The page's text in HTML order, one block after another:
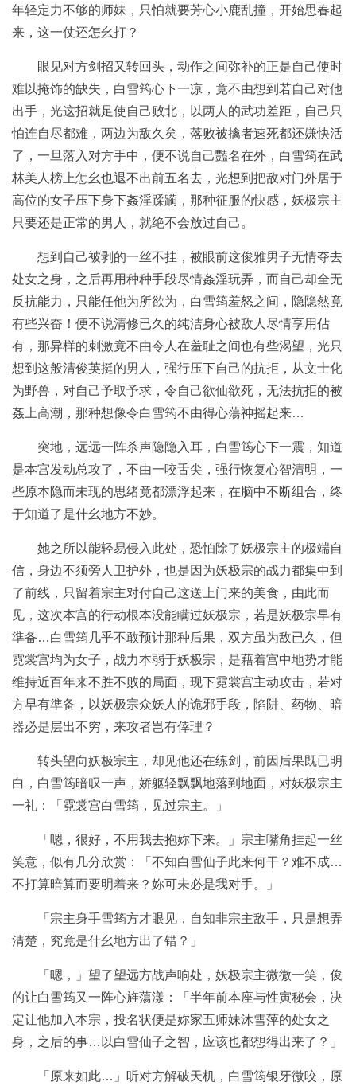
年轻定力不够的师妹，只怕就要芳心小鹿乱撞，开始思春起
来，这一仗还怎幺打？
眼见对方剑招又转回头，动作之间弥补的正是自己使时
难以掩饰的缺失，白雪筠心下一凉，竟不由想到若自己对他
出手，光这招就足使自己败北，以两人的武功差距，自己只
怕连自尽都难，两边为敌久矣，落败被擒者速死都还嫌快活
了，一旦落入对方手中，便不说自己豔名在外，白雪筠在武
林美人榜上怎幺也退不出前五名去，光想到把敌对门外居于
高位的女子压下身下姦淫蹂躏，那种征服的快感，妖极宗主
只要还是正常的男人，就绝不会放过自己。
想到自己被剥的一丝不挂，被眼前这俊雅男子无情夺去
处女之身，之后再用种种手段尽情姦淫玩弄，而自己却全无
反抗能力，只能任他为所欲为，白雪筠羞怒之间，隐隐然竟
有些兴奋！便不说清修已久的纯洁身心被敌人尽情享用佔
有，那异样的刺激竟不由令人在羞耻之间也有些渴望，光只
想到这般清俊英挺的男人，强行压下自己的抗拒，从文士化
为野兽，对自己予取予求，令自己欲仙欲死，无法抗拒的被
姦上高潮，那种想像令白雪筠不由得心蕩神摇起来…
突地，远远一阵杀声隐隐入耳，白雪筠心下一震，知道
是本宫发动总攻了，不由一咬舌尖，强行恢复心智清明，一
些原本隐而未现的思绪竟都漂浮起来，在脑中不断组合，终
于知道了是什幺地方不妙。
她之所以能轻易侵入此处，恐怕除了妖极宗主的极端自
信，身边不须旁人卫护外，也是因为妖极宗的战力都集中到
了前线，只留着宗主对付自己这送上门来的美食，由此而
见，这次本宫的行动根本没能瞒过妖极宗，若是妖极宗早有
準备…白雪筠几乎不敢预计那种后果，双方虽为敌已久，但
霓裳宫均为女子，战力本弱于妖极宗，是藉着宫中地势才能
维持近百年来不胜不败的局面，现下霓裳宫主动攻击，若对
方早有準备，以妖极宗众妖人的诡邪手段，陷阱、药物、暗
器必是层出不穷，来攻者岂有倖理？
转头望向妖极宗主，却见他还在练剑，前因后果既已明
白，白雪筠暗叹一声，娇躯轻飘飘地落到地面，对妖极宗主
一礼：「霓裳宫白雪筠，见过宗主。」
「嗯，很好，不用我去抱妳下来。」宗主嘴角挂起一丝
笑意，似有几分欣赏：「不知白雪仙子此来何干？难不成…
不打算暗算而要明着来？妳可未必是我对手。」
「宗主身手雪筠方才眼见，自知非宗主敌手，只是想弄
清楚，究竟是什幺地方出了错？」
「嗯，」望了望远方战声响处，妖极宗主微微一笑，俊
的让白雪筠又一阵心旌蕩漾：「半年前本座与性寅秘会，决
定让他加入本宗，投名状便是妳家五师妹沐雪萍的处女之
身，之后的事…以白雪仙子之智，应该也都想得出来了？」
「原来如此…」听对方解破天机，白雪筠银牙微咬，原